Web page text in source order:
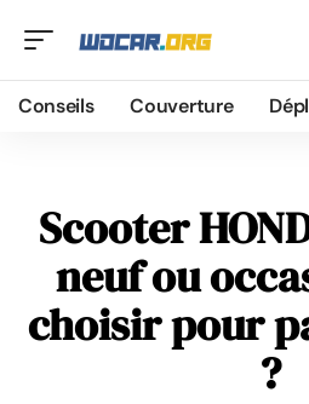
Conseils Couverture
Scooter
neuf ou
choisir pour
?